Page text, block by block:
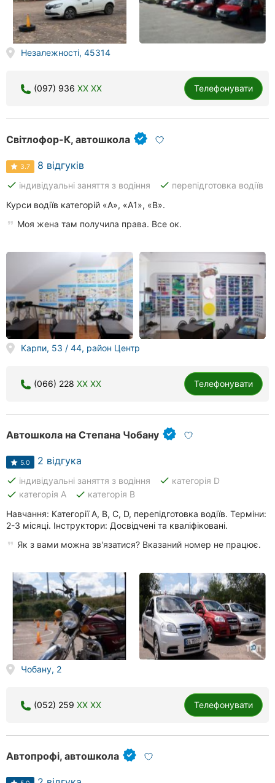
Незалежності, 45314
(097) 936 XX XX Телефонувати
Світлофор-К, автошкола
3.7 8 відгуків
done індивідуальні заняття з водіння done перепідготовка водіїв
Курси водіїв категорій «А», «А1», «В».
Моя жена там получила права. Все ок.
Карпи, 53 / 44, район Центр
(066) 228 XX XX Телефонувати
Автошкола на Степана Чобану
5.0 2 відгука
done індивідуальні заняття з водіння done категорія D
done категорія А done категорія В
Навчання: Категорії A, B, C, D, перепідготовка водіїв. Терміни:
2-3 місяці. Інструктори: Досвідчені та кваліфіковані.
Як з вами можна зв'язатися? Вказаний номер не працює.
Чобану, 2
(052) 259 XX XX Телефонувати
Автопрофі, автошкола